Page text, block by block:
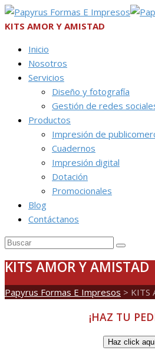
KITS AMOR Y AMISTAD
Inicio
Nosotros
Servicios
Diseño y fotografía
Gestión de redes
Productos
Impresión de
Cuadernos
Impresión digital
Dotación
Promocionales
Blog
Contáctanos
KITS AMOR Y AMISTAD
Papyrus Formas E Impresos > KITS
¡HAZ TU
Haz click